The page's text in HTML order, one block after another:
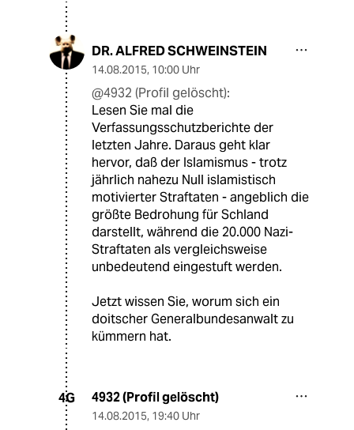
DR. ALFRED SCHWEINSTEIN
14.08.2015, 10:00 Uhr
@4932 (Profil gelöscht):
Lesen Sie mal die
Verfassungsschutzberichte der
letzten Jahre. Daraus geht klar
hervor, daß der Islamismus - trotz
jährlich nahezu Null islamistisch
motivierter Straftaten - angeblich die
größte Bedrohung für Schland
darstellt, während die 20.000 Nazi-
Straftaten als vergleichsweise
unbedeutend eingestuft werden.
Jetzt wissen Sie, worum sich ein
doitscher Generalbundesanwalt zu
kümmern hat.
4G 4932 (Profil gelöscht)
14.08.2015, 19:40 Uhr